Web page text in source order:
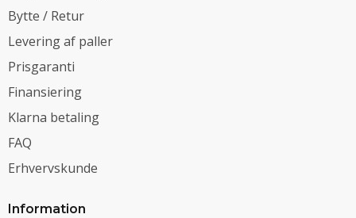
Bytte / Retur
Levering af paller
Prisgaranti
Finansiering
Klarna betaling
FAQ
Erhvervskunde
Information